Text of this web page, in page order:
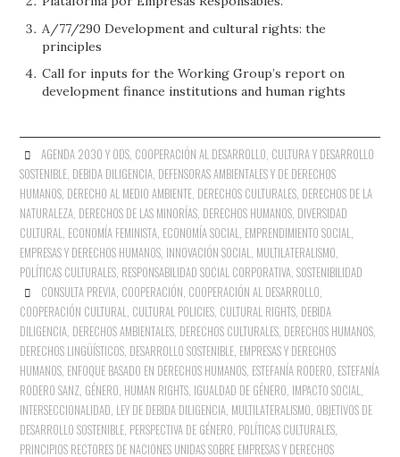
A/77/290 Development and cultural rights: the
principles
Call for inputs for the Working Group’s report on
development finance institutions and human rights
AGENDA 2030 Y ODS, COOPERACIÓN AL DESARROLLO CULTURA Y DESARROLLO
SOSTENIBLE DEBIDA DILIGENCIA DEFENSORAS AMBIENTALES Y DE DERECHOS
HUMANOS DERECHO AL MEDIO AMBIENTE DERECHOS CULTURALES DERECHOS DE LA
NATURALEZA DERECHOS DE LAS MINORÍAS DERECHOS HUMANOS DIVERSIDAD
CULTURAL ECONOMÍA FEMINISTA ECONOMÍA SOCIAL EMPRENDIMIENTO SOCIAL
EMPRESAS Y DERECHOS HUMANOS INNOVACIÓN SOCIAL MULTILATERALISMO
POLÍTICAS CULTURALES RESPONSABILIDAD SOCIAL CORPORATIVA ,SOSTENIBILIDAD
CONSULTA PREVIA, COOPERACIÓN COOPERACIÓN AL DESARROLLO
COOPERACIÓN CULTURAL CULTURAL POLICIES CULTURAL RIGHTS DEBIDA
DILIGENCIA DERECHOS AMBIENTALES DERECHOS CULTURALES DERECHOS HUMANOS
DERECHOS LINGÜÍSTICOS DESARROLLO SOSTENIBLE EMPRESAS Y DERECHOS
HUMANOS ENFOQUE BASADO EN DERECHOS HUMANOS ESTEFANÍA RODERO ESTEFANÍA
RODERO SANZ GÉNERO HUMAN RIGHTS IGUALDAD DE GÉNERO IMPACTO SOCIAL
INTERSECCIONALIDAD LEY DE DEBIDA DILIGENCIA MULTILATERALISMO OBJETIVOS DE
DESARROLLO SOSTENIBLE PERSPECTIVA DE GÉNERO POLÍTICAS CULTURALES
PRINCIPIOS RECTORES DE NACIONES UNIDAS SOBRE EMPRESAS Y DERECHOS